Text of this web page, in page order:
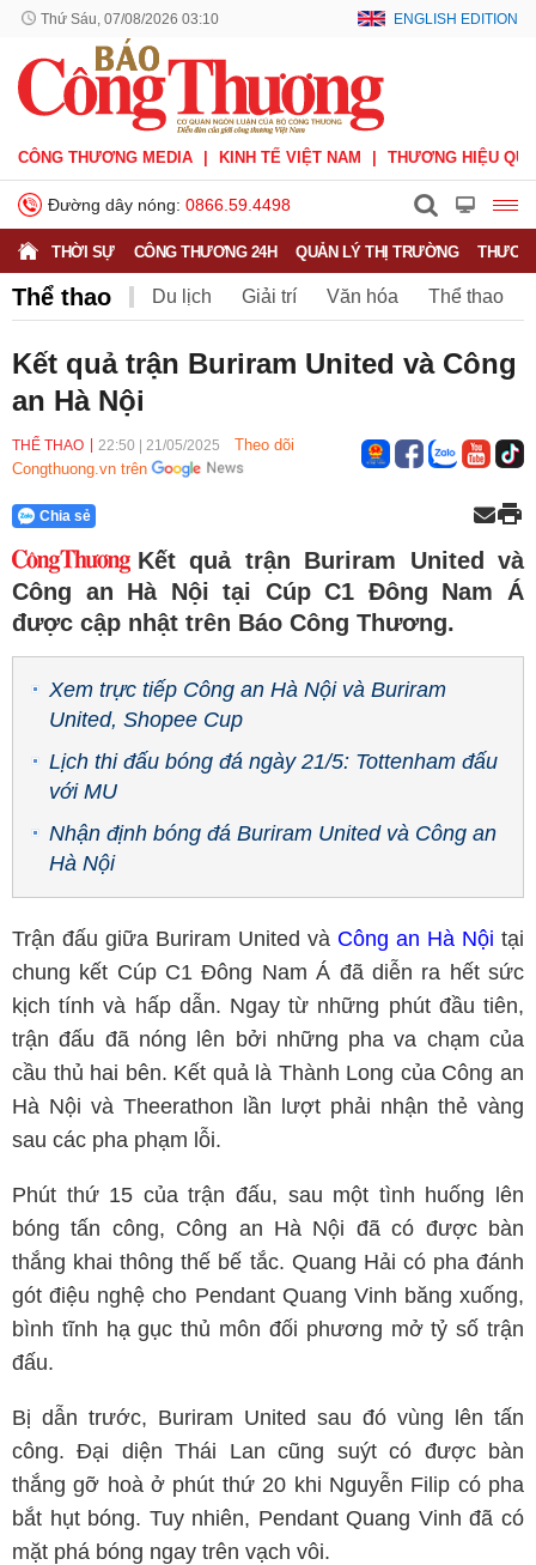
Thứ Sáu, 07/08/2026 03:10 ENGLISH EDITION
CÔNG THƯƠNG MEDIA KINH TẾ VIỆT NAM THƯƠNG HIỆU
Đường dây nóng: 0866.59.4498
THỜI SỰ CÔNG THƯƠNG 24H QUẢN LÝ THỊ TRƯỜNG
Thể thao Du lịch Giải trí Văn hóa Thể thao
Kết quả trận Buriram United và Công
an Hà Nội
THỂ THAO 22:50 21/05/2025
Theo dõi
Congthuong.vn trên
Chia sẻ
Kết quả trận Buriram United và
Công an Hà Nội tại Cúp C1 Đông Nam Á
được cập nhật trên Báo Công Thương.
Xem trực tiếp Công an Hà Nội và Buriram
United, Shopee Cup
Lịch thi đấu bóng đá ngày 21/5: Tottenham đấu
với MU
Nhận định bóng đá Buriram United và Công an
Hà Nội
Trận đấu giữa Buriram United và Công an Hà Nội tại
chung kết Cúp C1 Đông Nam Á đã diễn ra hết sức
kịch tính và hấp dẫn. Ngay từ những phút đầu tiên,
trận đấu đã nóng lên bởi những pha va chạm của
cầu thủ hai bên. Kết quả là Thành Long của Công an
Hà Nội và Theerathon lần lượt phải nhận thẻ vàng
sau các pha phạm lỗi.
Phút thứ 15 của trận đấu, sau một tình huống lên
bóng tấn công, Công an Hà Nội đã có được bàn
thắng khai thông thế bế tắc. Quang Hải có pha đánh
gót điệu nghệ cho Pendant Quang Vinh băng xuống,
bình tĩnh hạ gục thủ môn đối phương mở tỷ số trận
đấu.
Bị dẫn trước, Buriram United sau đó vùng lên tấn
công. Đại diện Thái Lan cũng suýt có được bàn
thắng gỡ hoà ở phút thứ 20 khi Nguyễn Filip có pha
bắt hụt bóng. Tuy nhiên, Pendant Quang Vinh đã có
mặt phá bóng ngay trên vạch vôi.